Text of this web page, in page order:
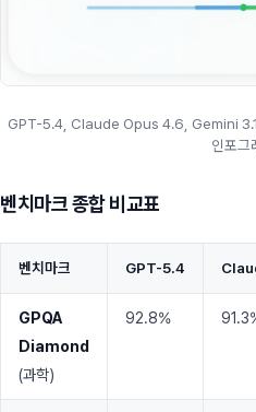
GPT-5.4, Claude Opus 4.6, Gemini 3.1
인포그
벤치마크 종합 비교표
벤치마크 GPT-5.4
GPQA
Diamond
(과학)
92.8%